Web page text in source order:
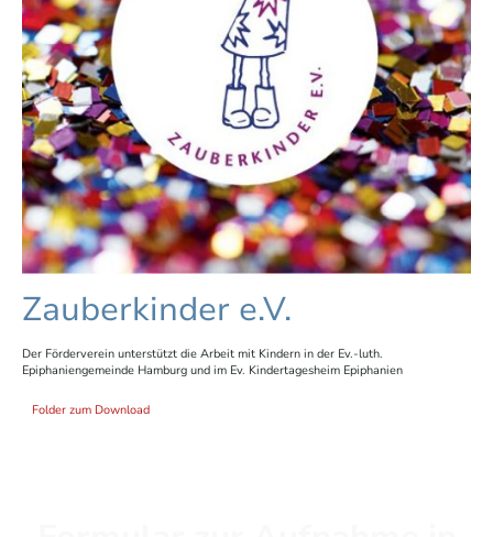
Zauberkinder e.V.
Der Förderverein unterstützt die Arbeit mit Kindern in der Ev.-luth.
Epiphaniengemeinde Hamburg und im Ev. Kindertagesheim Epiphanien
Folder zum Download